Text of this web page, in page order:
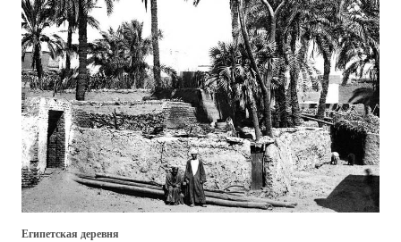
Египетская деревня